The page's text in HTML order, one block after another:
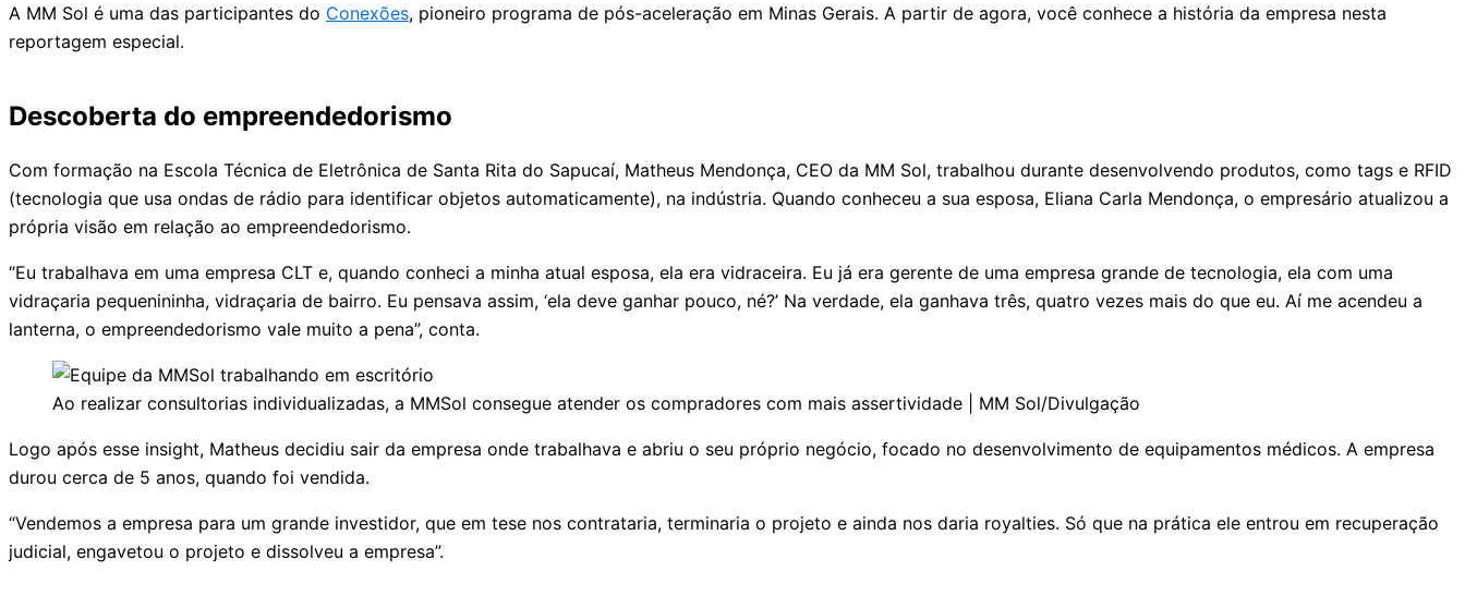
A MM Sol é uma das participantes do Conexões, pioneiro programa de pós-aceleração em Minas Gerais. A partir de agora, você conhece a história da empresa nesta
reportagem especial.
Descoberta do empreendedorismo
Com formação na Escola Técnica de Eletrônica de Santa Rita do Sapucaí, Matheus Mendonça, CEO da MM Sol, trabalhou durante desenvolvendo produtos, como tags e RFID
(tecnologia que usa ondas de rádio para identificar objetos automaticamente), na indústria. Quando conheceu a sua esposa, Eliana Carla Mendonça, o empresário atualizou a
própria visão em relação ao empreendedorismo.
“Eu trabalhava em uma empresa CLT e, quando conheci a minha atual esposa, ela era vidraceira. Eu já era gerente de uma empresa grande de tecnologia, ela com uma
vidraçaria pequenininha, vidraçaria de bairro. Eu pensava assim, ‘ela deve ganhar pouco, né?’ Na verdade, ela ganhava três, quatro vezes mais do que eu. Aí me acendeu a
lanterna, o empreendedorismo vale muito a pena”, conta.
Ao realizar consultorias individualizadas, a MMSol consegue atender os compradores com mais assertividade | MM Sol/Divulgação
Logo após esse insight, Matheus decidiu sair da empresa onde trabalhava e abriu o seu próprio negócio, focado no desenvolvimento de equipamentos médicos. A empresa
durou cerca de 5 anos, quando foi vendida.
“Vendemos a empresa para um grande investidor, que em tese nos contrataria, terminaria o projeto e ainda nos daria royalties. Só que na prática ele entrou em recuperação
judicial, engavetou o projeto e dissolveu a empresa”.